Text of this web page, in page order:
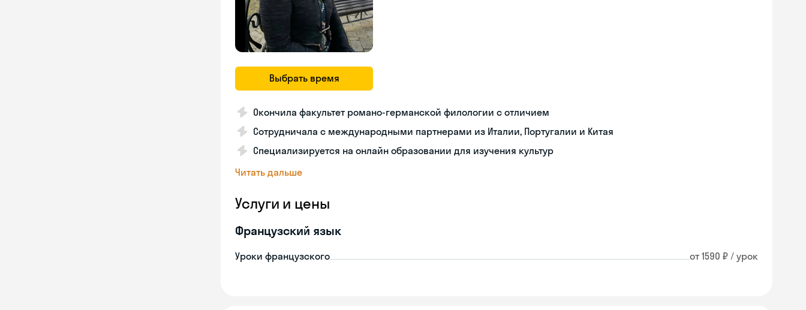
Выбрать время
Окончила факультет романо-германской филологии с отличием
Сотрудничала с международными партнерами из Италии, Португалии и Китая
Специализируется на онлайн образовании для изучения культур
Читать дальше
Услуги и цены
Французский язык
Уроки французского от 1590 ₽ / урок